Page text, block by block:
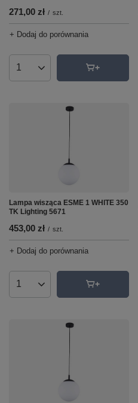
271,00 zł / szt.
+ Dodaj do porównania
Ilość produktów
Lampa wisząca ESME 1 WHITE 350
TK Lighting 5671
453,00 zł / szt.
+ Dodaj do porównania
Ilość produktów